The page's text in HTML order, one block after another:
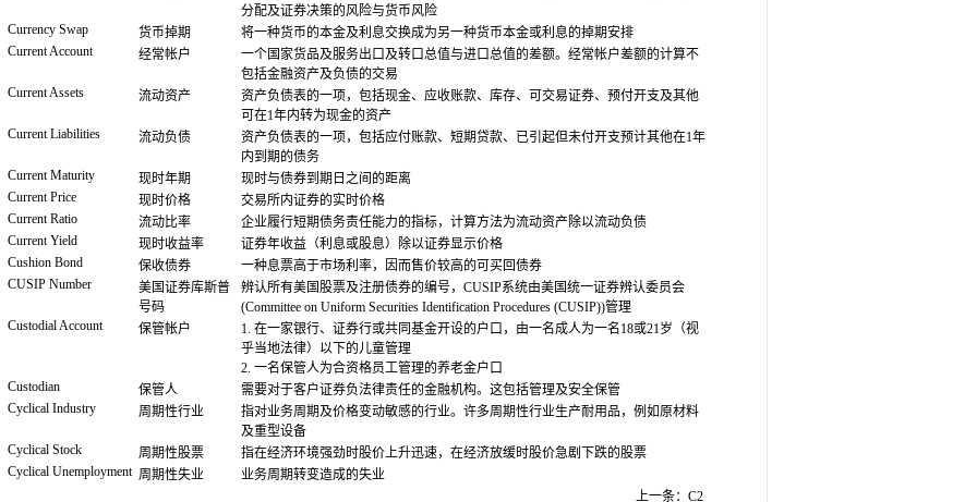
分配及证券决策的风险与货币风险
Currency Swap
货币掉期
将一种货币的本金及利息交换成为另一种货币本金或利息的掉期安排
Current Account
经常帐户
一个国家货品及服务出口及转口总值与进口总值的差额。经常帐户差额的计算不
包括金融资产及负债的交易
Current Assets
流动资产
资产负债表的一项，包括现金、应收账款、库存、可交易证券、预付开支及其他
可在1年内转为现金的资产
Current Liabilities
流动负债
资产负债表的一项，包括应付账款、短期贷款、已引起但未付开支预计其他在1年
内到期的债务
Current Maturity
现时年期
现时与债券到期日之间的距离
Current Price
现时价格
交易所内证券的实时价格
Current Ratio
流动比率
企业履行短期债务责任能力的指标，计算方法为流动资产除以流动负债
Current Yield
现时收益率
证券年收益（利息或股息）除以证券显示价格
Cushion Bond
保收债券
一种息票高于市场利率，因而售价较高的可买回债券
CUSIP Number
美国证券库斯普
号码
辨认所有美国股票及注册债券的编号，CUSIP系统由美国统一证券辨认委员会
(Committee on Uniform Securities Identification Procedures (CUSIP))管理
Custodial Account
保管帐户
1. 在一家银行、证券行或共同基金开设的户口，由一名成人为一名18或21岁（视
乎当地法律）以下的儿童管理
2. 一名保管人为合资格员工管理的养老金户口
Custodian
保管人
需要对于客户证券负法律责任的金融机构。这包括管理及安全保管
Cyclical Industry
周期性行业
指对业务周期及价格变动敏感的行业。许多周期性行业生产耐用品，例如原材料
及重型设备
Cyclical Stock
周期性股票
指在经济环境强劲时股价上升迅速，在经济放缓时股价急剧下跌的股票
Cyclical Unemployment 周期性失业
业务周期转变造成的失业
上一条： C2